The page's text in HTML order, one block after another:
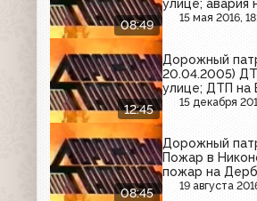
08:49
улице; авария
проспекте;
15 мая 2016,
12:45
Дорожный
20.04.2005)
улице; ДТП на
ДТП на
15 декабря
08:45
Дорожный
Пожар в
пожар на
мужчины на
19 августа